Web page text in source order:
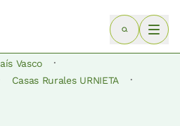
Vasco ·
Casas Rurales URNIETA ·